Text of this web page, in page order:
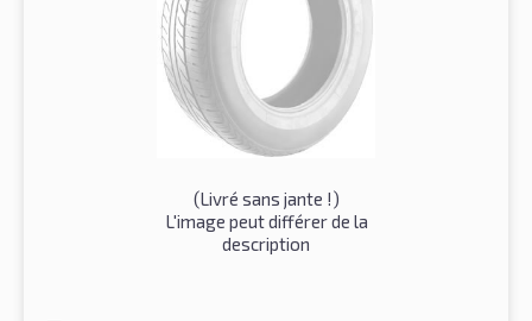
(Livré sans jante !)
L'image peut différer de la
description